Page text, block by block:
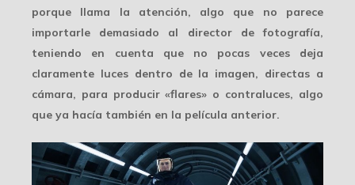
porque llama la atención, algo que no parece
importarle demasiado al director de fotografía,
teniendo en cuenta que no pocas veces deja
claramente luces dentro de la imagen, directas a
cámara, para producir «flares» o contraluces, algo
que ya hacía también en la película anterior.